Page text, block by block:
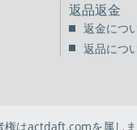
返品返金
返金につ
返品につ
権はactdaft.comを属し